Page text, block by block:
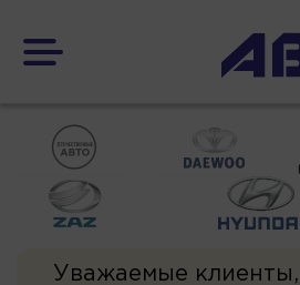
Уважаемые